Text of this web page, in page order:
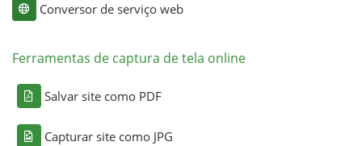
Conversor de serviço web
Ferramentas de captura de tela online
Salvar site como PDF
Capturar site como JPG